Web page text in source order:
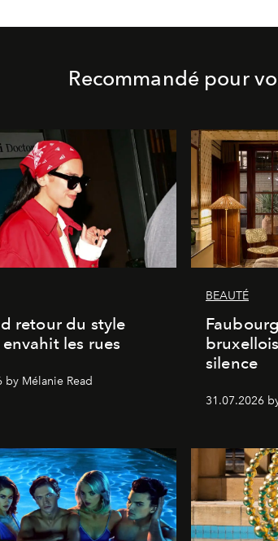
Recommandé pour
retour du style
les rues
by Mélanie Read
BEAUTÉ
silence
31.07.2026